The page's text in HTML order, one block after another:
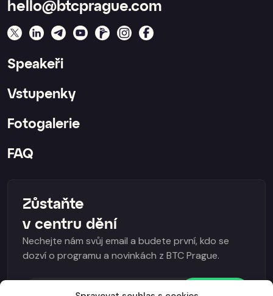
hello@btcprague.com
Speakeři
Vstupenky
Fotogalerie
FAQ
Zůstaňte
v centru dění
Nechejte nám svůj email a budete první, kdo se
dozví o programu a novinkách z BTC Prague.
Odebírat